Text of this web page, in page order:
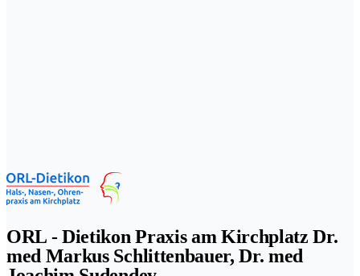
ORL - Dietikon Praxis am Kirchplatz Dr.
med Markus Schlittenbauer, Dr. med